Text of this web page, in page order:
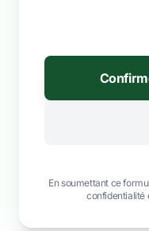
En soumettant ce
confidentialité